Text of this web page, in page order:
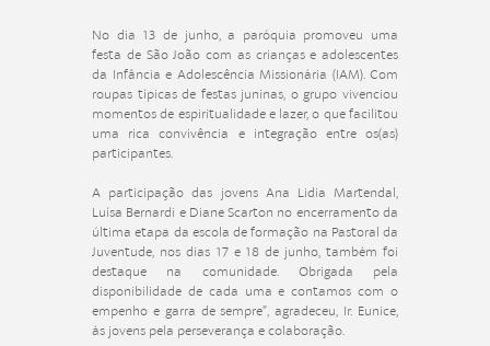
No dia 13 de junho, a paróquia promoveu uma
festa de São João com as crianças e adolescentes
da Infância e Adolescência Missionária (IAM). Com
roupas típicas de festas juninas, o grupo vivenciou
momentos de espiritualidade e lazer, o que facilitou
uma rica convivência e integração entre os(as)
participantes.
A participação das jovens Ana Lidia Martendal,
Luísa Bernardi e Diane Scarton no encerramento da
última etapa da escola de formação na Pastoral da
Juventude, nos dias 17 e 18 de junho, também foi
destaque na comunidade. Obrigada pela
disponibilidade de cada uma e contamos com o
empenho e garra de sempre”, agradeceu, Ir. Eunice,
às jovens pela perseverança e colaboração.